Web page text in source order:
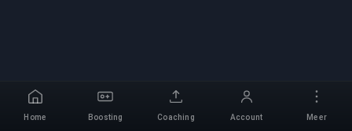
Home Boosting Coaching Account Meer